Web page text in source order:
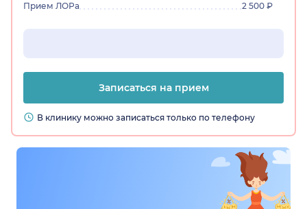
Прием ЛОРа
2 500 ₽
Записаться на прием
В клинику можно записаться только по телефону